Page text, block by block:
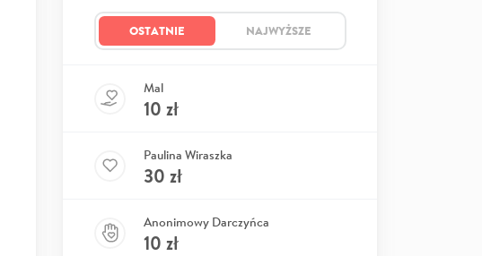
OSTATNIE NAJWYŻSZE
Mal
10 zł
Paulina Wiraszka
30 zł
Anonimowy Darczyńca
10 zł